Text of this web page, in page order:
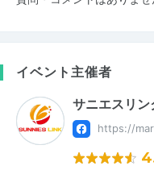
イベント主催者
サニエスリン
https://